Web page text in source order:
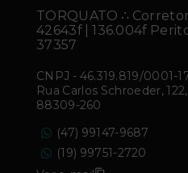
TORQUATO ∴
42643f | 136.004f
37357
CNPJ - 46.319.819/0001-
Rua Carlos Schroeder,
88309-260
(47) 99147-9687
(19) 99751-2720